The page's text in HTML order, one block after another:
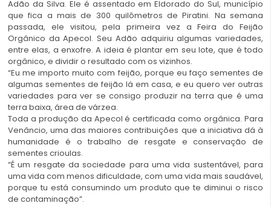
Adão da Silva. Ele é assentado em Eldorado do Sul, município
que fica a mais de 300 quilômetros de Piratini. Na semana
passada, ele visitou, pela primeira vez a Feira do Feijão
Orgânico da Apecol. Seu Adão adquiriu algumas variedades,
entre elas, a enxofre. A ideia é plantar em seu lote, que é todo
orgânico, e dividir o resultado com os vizinhos.
“Eu me importo muito com feijão, porque eu faço sementes de
algumas sementes de feijão lá em casa, e eu quero ver outras
variedades para ver se consigo produzir na terra que é uma
terra baixa, área de várzea.
Toda a produção da Apecol é certificada como orgânica. Para
Venâncio, uma das maiores contribuições que a iniciativa dá à
humanidade é o trabalho de resgate e conservação de
sementes crioulas.
“É um resgate da sociedade para uma vida sustentável, para
uma vida com menos dificuldade, com uma vida mais saudável,
porque tu está consumindo um produto que te diminui o risco
de contaminação”.